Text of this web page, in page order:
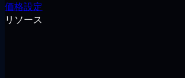
価格設定
リソース